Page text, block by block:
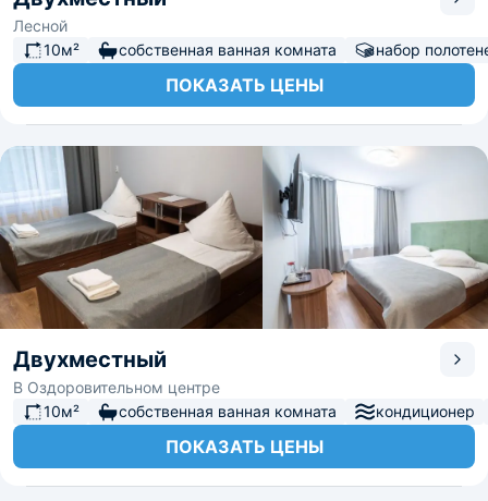
Лесной
10м²
собственная ванная комната набор
ПОКАЗАТЬ ЦЕНЫ
Двухместный
В Оздоровительном центре
10м²
собственная ванная комната кондиционер
ПОКАЗАТЬ ЦЕНЫ